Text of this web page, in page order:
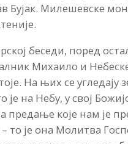
Бујак. Милешевске
беседи, поред
Михаило и
На њих се
на Небу, у свој
предање које нам је
то је она Молитва